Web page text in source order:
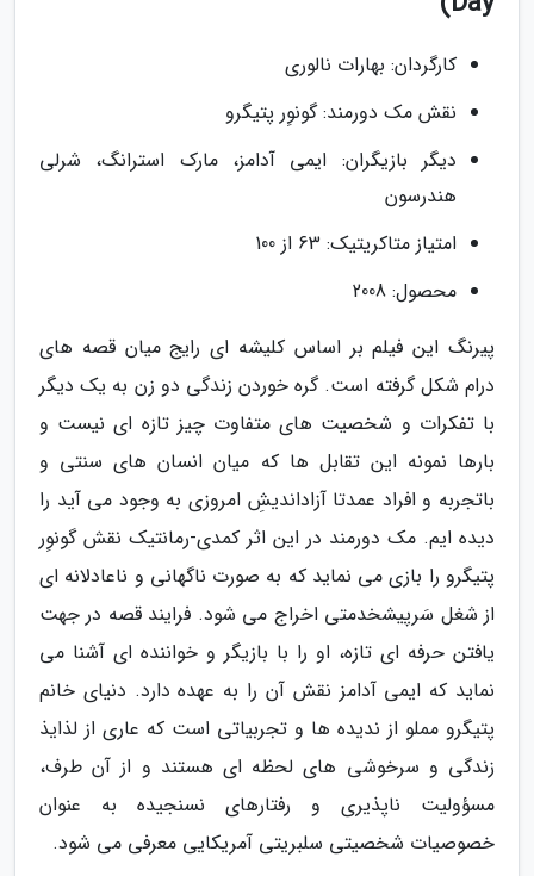
کارگردان: بهارات نالوری
نقش مک دورمند: گونوِر پتیگرو
دیگر بازیگران: ایمی آدامز، مارک استرانگ، شرلی
هندرسون
امتیاز متاکریتیک: 63 از 100
محصول: 2008
پیرنگ این فیلم بر اساس کلیشه ای رایج میان قصه های
درام شکل گرفته است. گره خوردن زندگی دو زن به یک دیگر
با تفکرات و شخصیت های متفاوت چیز تازه ای نیست و
بارها نمونه این تقابل ها که میان انسان های سنتی و
باتجربه و افراد عمدتا آزاداندیشِ امروزی به وجود می آید را
دیده ایم. مک دورمند در این اثر کمدی-رمانتیک نقش گونوِر
پتیگرو را بازی می نماید که به صورت ناگهانی و ناعادلانه ای
از شغل سَرپیشخدمتی اخراج می شود. فرایند قصه در جهت
یافتن حرفه ای تازه، او را با بازیگر و خواننده ای آشنا می
نماید که ایمی آدامز نقش آن را به عهده دارد. دنیای خانم
پتیگرو مملو از ندیده ها و تجربیاتی است که عاری از لذایذ
زندگی و سرخوشی های لحظه ای هستند و از آن طرف،
مسؤولیت ناپذیری و رفتارهای نسنجیده به عنوان
خصوصیات شخصیتی سلبریتی آمریکایی معرفی می شود.